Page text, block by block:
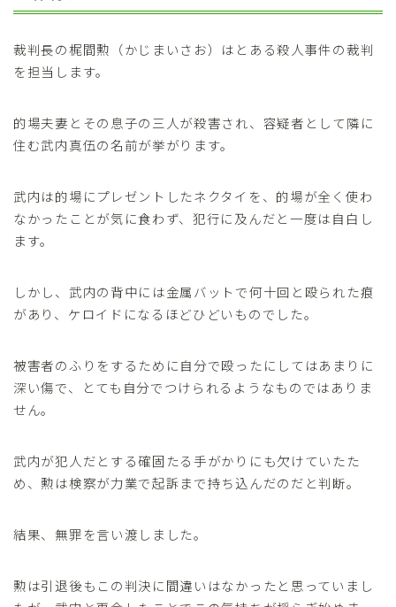
裁判長の梶間勲（かじまいさお）はとある殺人事件の裁判
を担当します。
的場夫妻とその息子の三人が殺害され、容疑者として隣に
住む武内真伍の名前が挙がります。
武内は的場にプレゼントしたネクタイを、的場が全く使わ
なかったことが気に食わず、犯行に及んだと一度は自白し
ます。
しかし、武内の背中には金属バットで何十回と殴られた痕
があり、ケロイドになるほどひどいものでした。
被害者のふりをするために自分で殴ったにしてはあまりに
深い傷で、とても自分でつけられるようなものではありま
せん。
武内が犯人だとする確固たる手がかりにも欠けていたた
め、勲は検察が力業で起訴まで持ち込んだのだと判断。
結果、無罪を言い渡しました。
勲は引退後もこの判決に間違いはなかったと思っていまし